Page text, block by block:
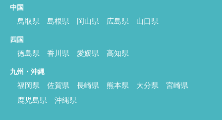
中国
鳥取県 島根県 岡山県 広島県 山口県
四国
徳島県 香川県 愛媛県 高知県
九州・沖縄
福岡県 佐賀県 長崎県 熊本県 大分県
宮崎県
鹿児島県
沖縄県